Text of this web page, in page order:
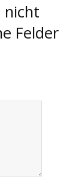
nicht
Felder